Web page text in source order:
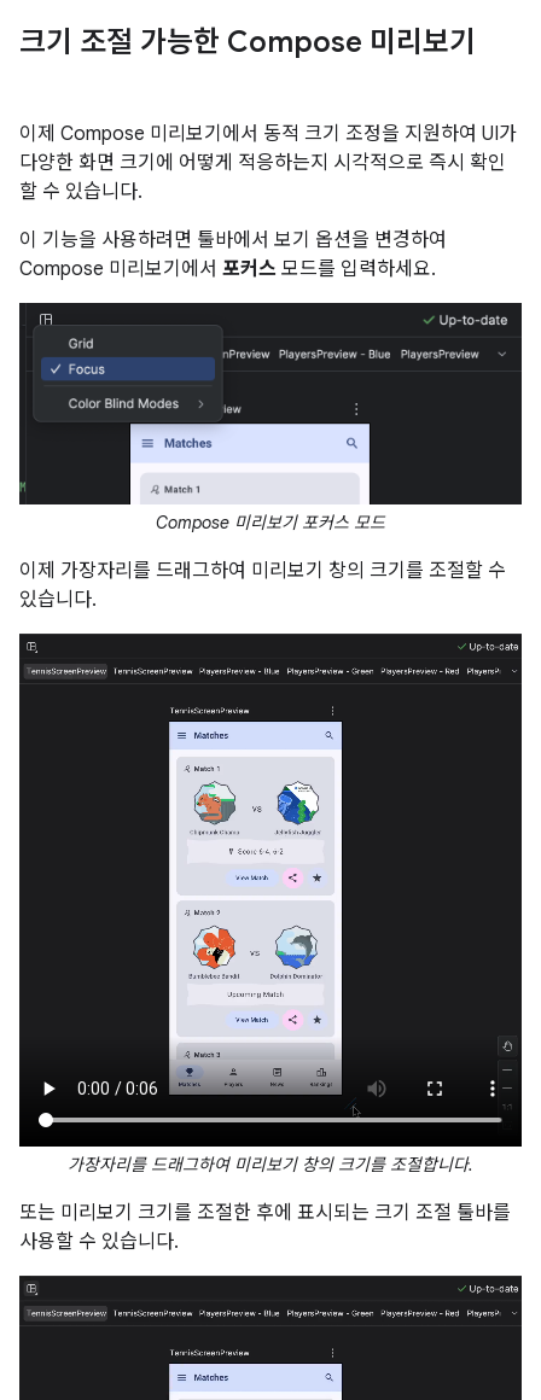
크기 조절 가능한 Compose 미리보기
이제 Compose 미리보기에서 동적 크기 조정을 지원하여 UI가
다양한 화면 크기에 어떻게 적응하는지 시각적으로 즉시 확인
할 수 있습니다.
이 기능을 사용하려면 툴바에서 보기 옵션을 변경하여
Compose 미리보기에서 포커스 모드를 입력하세요.
Compose 미리보기 포커스 모드
이제 가장자리를 드래그하여 미리보기 창의 크기를 조절할 수
있습니다.
가장자리를 드래그하여 미리보기 창의 크기를 조절합니다.
또는 미리보기 크기를 조절한 후에 표시되는 크기 조절 툴바를
사용할 수 있습니다.